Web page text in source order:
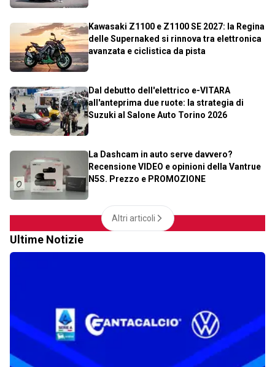
Kawasaki Z1100 e Z1100 SE 2027: la Regina
delle Supernaked si rinnova tra elettronica
avanzata e ciclistica da pista
Dal debutto dell'elettrico e-VITARA
all'anteprima due ruote: la strategia di
Suzuki al Salone Auto Torino 2026
La Dashcam in auto serve davvero?
Recensione VIDEO e opinioni della Vantrue
N5S. Prezzo e PROMOZIONE
Altri articoli
Ultime Notizie